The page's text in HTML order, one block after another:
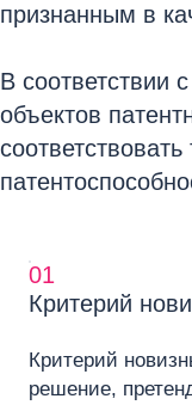
признанным в
В соответствии
объектов
01
Критерий
Критерий
решение,